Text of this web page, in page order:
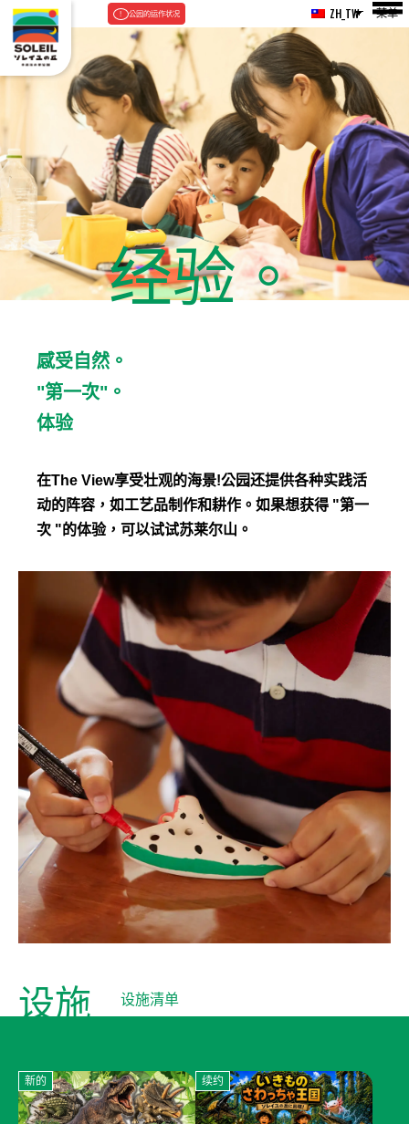
公园的运作状况 ZH_TW 菜单
经验。
感受自然。
"第一次"。
体验
在The View享受壮观的海景!公园还提供各种实践活
动的阵容，如工艺品制作和耕作。如果想获得 "第一
次 "的体验，可以试试苏莱尔山。
设施 设施清单
新的 续约